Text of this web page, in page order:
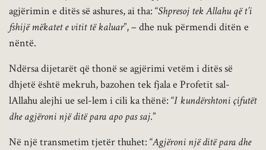
agjërimin e ditës së ashures, ai tha: “Shpresoj tek Allahu që t’i
fshijë mëkatet e vitit të kaluar”, – dhe nuk përmendi ditën e
nëntë.
Ndërsa dijetarët që thonë se agjërimi vetëm i ditës së
dhjetë është mekruh, bazohen tek fjala e Profetit sal-
lAllahu alejhi ue sel-lem i cili ka thënë: “I kundërshtoni çifutët
dhe agjëroni një ditë para apo pas saj.”
Në një transmetim tjetër thuhet: “Agjëroni një ditë para dhe